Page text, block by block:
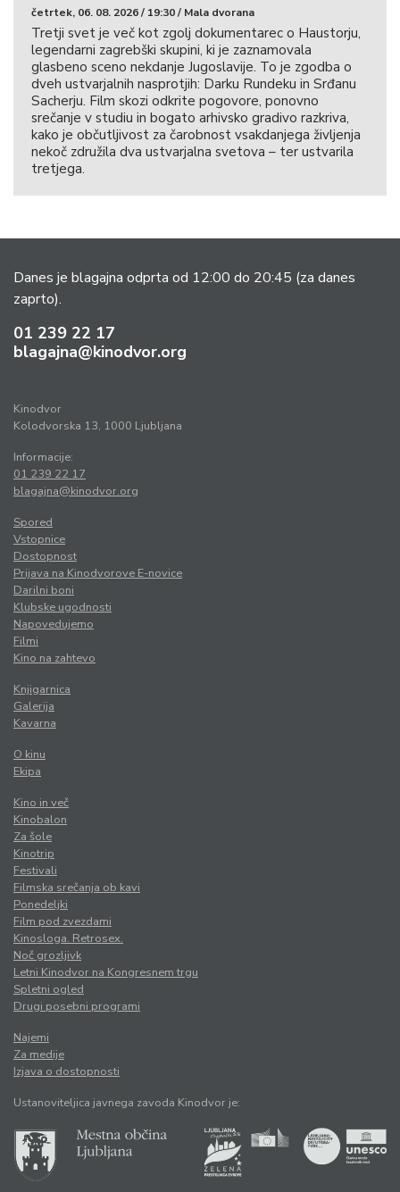
četrtek, 06. 08. 2026 / 19:30 / Mala dvorana
Tretji svet je več kot zgolj dokumentarec o Haustorju,
legendarni zagrebški skupini, ki je zaznamovala
glasbeno sceno nekdanje Jugoslavije. To je zgodba o
dveh ustvarjalnih nasprotjih: Darku Rundeku in Srđanu
Sacherju. Film skozi odkrite pogovore, ponovno
srečanje v studiu in bogato arhivsko gradivo razkriva,
kako je občutljivost za čarobnost vsakdanjega življenja
nekoč združila dva ustvarjalna svetova – ter ustvarila
tretjega.
Danes je blagajna odprta od 12:00 do 20:45 (za danes
zaprto).
01 239 22 17
blagajna@kinodvor.org
Kinodvor
Kolodvorska 13, 1000 Ljubljana
Informacije:
01 239 22 17
blagajna@kinodvor.org
Spored
Vstopnice
Dostopnost
Prijava na Kinodvorove E-novice
Darilni boni
Klubske ugodnosti
Napovedujemo
Filmi
Kino na zahtevo
Knjigarnica
Galerija
Kavarna
O kinu
Ekipa
Kino in več
Kinobalon
Za šole
Kinotrip
Festivali
Filmska srečanja ob kavi
Ponedeljki
Film pod zvezdami
Kinosloga. Retrosex.
Noč grozljivk
Letni Kinodvor na Kongresnem trgu
Spletni ogled
Drugi posebni programi
Najemi
Za medije
Izjava o dostopnosti
Ustanoviteljica javnega zavoda Kinodvor je: